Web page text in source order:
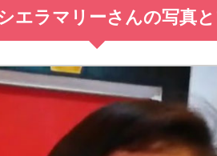
エラマリーさんの写真